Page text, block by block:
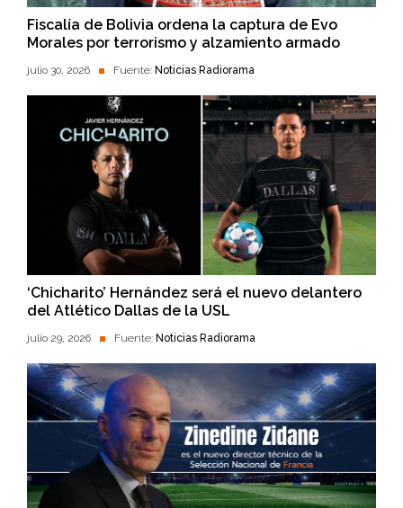
Fiscalía de Bolivia ordena la captura de Evo
Morales por terrorismo y alzamiento armado
julio 30, 2026 Fuente: Noticias Radiorama
‘Chicharito’ Hernández será el nuevo delantero
del Atlético Dallas de la USL
julio 29, 2026 Fuente: Noticias Radiorama